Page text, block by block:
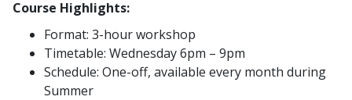
Course Highlights:
Format: 3-hour workshop
Timetable: Wednesday 6pm – 9pm
Schedule: One-off, available every month during
Summer